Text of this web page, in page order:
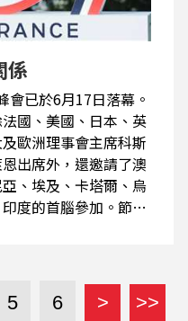
係
會已於6月17日落幕。
國、美國、日本、英
歐洲理事會主席科斯
出席外，還邀請了澳
、埃及、卡塔爾、烏
度的首腦參加。節目
5 6 > >>